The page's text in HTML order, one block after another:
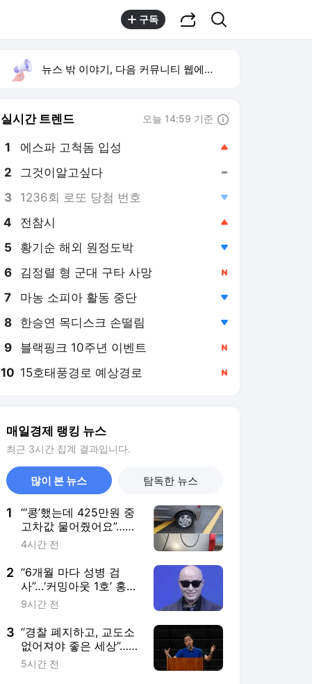
구독
뉴스 밖 이야기, 다음 커뮤니티 웹에서 보기
실시간 트렌드 오늘 14:59 기준
1 에스파 고척돔 입성
2 그것이알고싶다
3 1236회 로또 당첨 번호
4 전참시
5 황기순 해외 원정도박
6 김정렬 형 군대 구타 사망
7 마농 소피아 활동 중단
8 한승연 목디스크 손떨림
9 블랙핑크 10주년 이벤트
10 15호태풍경로 예상경로
매일경제 랭킹 뉴스
최근 3시간 집계 결과입니다.
많이 본 뉴스 탐독한 뉴스
1
“‘콩’했는데 425만원 중
고차값 물어줬어요”…내
달 나이롱 환자 검토제
4시간 전
2 “6개월 마다 성병 검
사”…‘커밍아웃 1호’ 홍석
천, HIV·에이즈 예방 중
9시간 전
3 “경찰 폐지하고, 교도소
없어져야 좋은 세상”…프
란체스카 홍 과거 발언
5시간 전